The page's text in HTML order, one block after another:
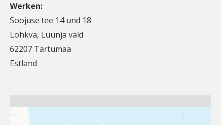
Werken:
Soojuse tee 14 und 18
Lohkva, Luunja vald
62207 Tartumaa
Estland